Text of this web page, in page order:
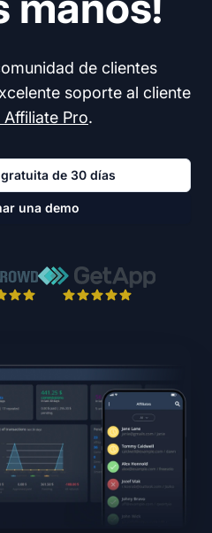
de clientes
soporte al cliente
Affiliate Pro.
de 30 días
una demo